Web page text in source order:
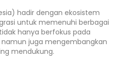
hadir dengan ekosistem
untuk memenuhi berbagai
hanya berfokus pada
juga mengembangkan
mendukung.